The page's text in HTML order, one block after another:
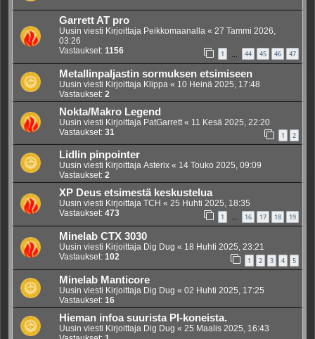
Garrett AT pro
Uusin viesti Kirjoittaja Peikkomaanalla « 27 Tammi 2026,
03:26
Vastaukset: 1156 1 44 45 46 47
Metallinpaljastin sormuksen etsimiseen
Uusin viesti Kirjoittaja Klippa « 10 Heinä 2025, 17:48
Vastaukset: 2
Nokta/Makro Legend
Uusin viesti Kirjoittaja PatGarrett « 11 Kesä 2025, 22:20
Vastaukset: 31 1 2
Lidlin pinpointer
Uusin viesti Kirjoittaja Asterix « 14 Touko 2025, 09:09
Vastaukset: 2
XP Deus etsimestä keskustelua
Uusin viesti Kirjoittaja TCH « 25 Huhti 2025, 18:35
Vastaukset: 473 1 … 16 17 18 19
Minelab CTX 3030
Uusin viesti Kirjoittaja Dig Dug « 18 Huhti 2025, 23:21
Vastaukset: 102 1 2 3 4 5
Minelab Manticore
Uusin viesti Kirjoittaja Dig Dug « 02 Huhti 2025, 17:25
Vastaukset: 16
Hieman infoa suurista PI-koneista.
Uusin viesti Kirjoittaja Dig Dug « 25 Maalis 2025, 16:43